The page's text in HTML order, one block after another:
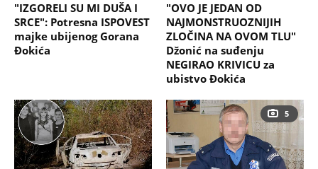
"IZGORELI SU MI DUŠA I
SRCE": Potresna ISPOVEST
majke ubijenog Gorana
Đokića
"OVO JE JEDAN OD
NAJMONSTRUOZNIJIH
ZLOČINA NA OVOM TLU"
Džonić na suđenju
NEGIRAO KRIVICU za
ubistvo Đokića
5